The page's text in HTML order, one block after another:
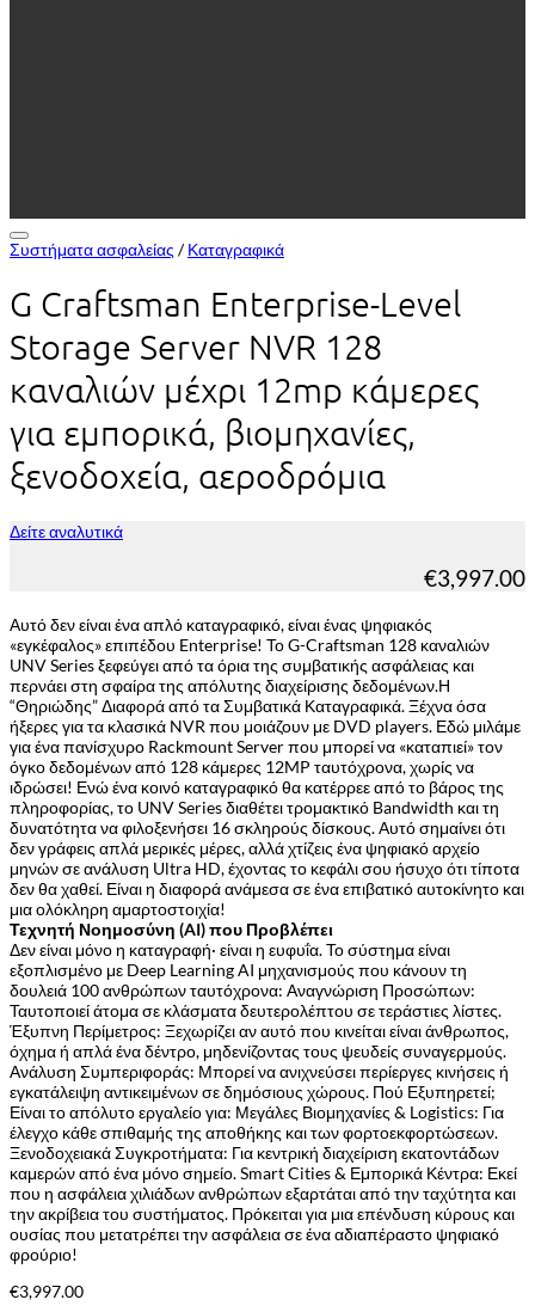
Συστήματα ασφαλείας / Καταγραφικά
G Craftsman Enterprise-Level
Storage Server NVR 128
καναλιών μέχρι 12mp κάμερες
για εμπορικά, βιομηχανίες,
ξενοδοχεία, αεροδρόμια
Δείτε αναλυτικά
€3,997.00
Αυτό δεν είναι ένα απλό καταγραφικό, είναι ένας ψηφιακός
«εγκέφαλος» επιπέδου Enterprise! Το G-Craftsman 128 καναλιών
UNV Series ξεφεύγει από τα όρια της συμβατικής ασφάλειας και
περνάει στη σφαίρα της απόλυτης διαχείρισης δεδομένων.Η
“Θηριώδης” Διαφορά από τα Συμβατικά Καταγραφικά. Ξέχνα όσα
ήξερες για τα κλασικά NVR που μοιάζουν με DVD players. Εδώ μιλάμε
για ένα πανίσχυρο Rackmount Server που μπορεί να «καταπιεί» τον
όγκο δεδομένων από 128 κάμερες 12MP ταυτόχρονα, χωρίς να
ιδρώσει! Ενώ ένα κοινό καταγραφικό θα κατέρρεε από το βάρος της
πληροφορίας, το UNV Series διαθέτει τρομακτικό Bandwidth και τη
δυνατότητα να φιλοξενήσει 16 σκληρούς δίσκους. Αυτό σημαίνει ότι
δεν γράφεις απλά μερικές μέρες, αλλά χτίζεις ένα ψηφιακό αρχείο
μηνών σε ανάλυση Ultra HD, έχοντας το κεφάλι σου ήσυχο ότι τίποτα
δεν θα χαθεί. Είναι η διαφορά ανάμεσα σε ένα επιβατικό αυτοκίνητο και
μια ολόκληρη αμαρτοστοιχία!
Τεχνητή Νοημοσύνη (AI) που Προβλέπει
Δεν είναι μόνο η καταγραφή· είναι η ευφυΐα. Το σύστημα είναι
εξοπλισμένο με Deep Learning AI μηχανισμούς που κάνουν τη
δουλειά 100 ανθρώπων ταυτόχρονα: Αναγνώριση Προσώπων:
Ταυτοποιεί άτομα σε κλάσματα δευτερολέπτου σε τεράστιες λίστες.
Έξυπνη Περίμετρος: Ξεχωρίζει αν αυτό που κινείται είναι άνθρωπος,
όχημα ή απλά ένα δέντρο, μηδενίζοντας τους ψευδείς συναγερμούς.
Ανάλυση Συμπεριφοράς: Μπορεί να ανιχνεύσει περίεργες κινήσεις ή
εγκατάλειψη αντικειμένων σε δημόσιους χώρους. Πού Εξυπηρετεί;
Είναι το απόλυτο εργαλείο για: Μεγάλες Βιομηχανίες & Logistics: Για
έλεγχο κάθε σπιθαμής της αποθήκης και των φορτοεκφορτώσεων.
Ξενοδοχειακά Συγκροτήματα: Για κεντρική διαχείριση εκατοντάδων
καμερών από ένα μόνο σημείο. Smart Cities & Εμπορικά Κέντρα: Εκεί
που η ασφάλεια χιλιάδων ανθρώπων εξαρτάται από την ταχύτητα και
την ακρίβεια του συστήματος. Πρόκειται για μια επένδυση κύρους και
ουσίας που μετατρέπει την ασφάλεια σε ένα αδιαπέραστο ψηφιακό
φρούριο!
€3,997.00